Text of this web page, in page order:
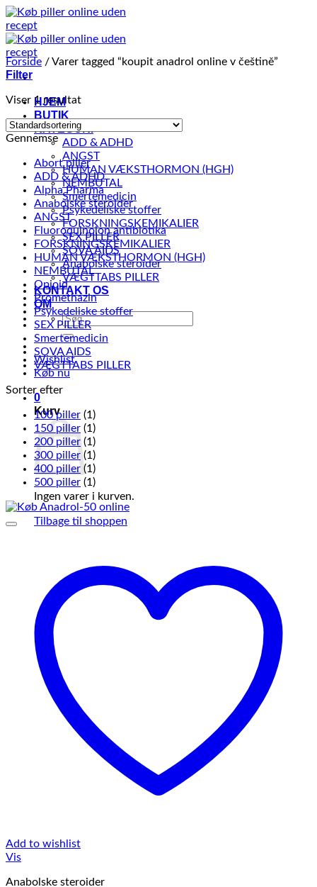
Fortsæt
til
indhold
HJEM
BUTIK
KATEGORI
ADD & ADHD
ANGST
HUMAN VÆKSTHORMON (HGH)
NEMBUTAL
Smertemedicin
Psykedeliske stoffer
FORSKNINGSKEMIKALIER
SEX PILLER
SOVA AIDS
Anabolske steroider
VÆGTTABS PILLER
KONTAKT OS
OM
Søg
efter:
Wishlist
Køb nu
0
Kurv
Ingen varer i kurven.
Tilbage til shoppen
Forside /Varer tagged “koupit anadrol online v češtině”
Filter
Viser 1 resultat
Gennemse
Abort piller
ADD & ADHD
Alpha Pharma
Anabolske steroider
ANGST
Fluoroquinolon antibiotika
FORSKNINGSKEMIKALIER
HUMAN VÆKSTHORMON (HGH)
NEMBUTAL
Opioid
Promethazin
Psykedeliske stoffer
SEX PILLER
Smertemedicin
SOVA AIDS
VÆGTTABS PILLER
Sorter efter
100 piller (1)
150 piller (1)
200 piller (1)
300 piller (1)
400 piller (1)
500 piller (1)
Add to wishlist
Vis
Anabolske steroider